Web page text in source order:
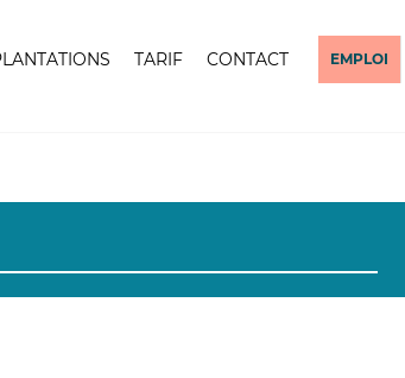
TARIF CONTACT EMPLOI